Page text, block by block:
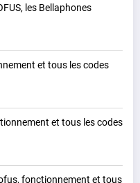
les Bellaphones
et tous les codes
et tous les codes
fonctionnement et tous